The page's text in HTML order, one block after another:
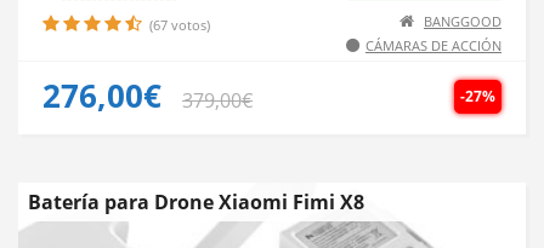
(67 votos)
BANGGOOD
CÁMARAS DE ACCIÓN
-27%
276,00€ 379,00€
Batería para Drone Xiaomi Fimi X8